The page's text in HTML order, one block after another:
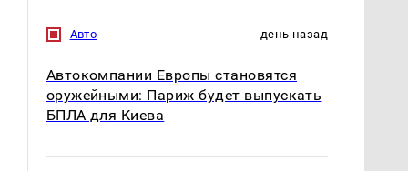
Авто день назад
Автокомпании Европы становятся
оружейными: Париж будет выпускать
БПЛА для Киева